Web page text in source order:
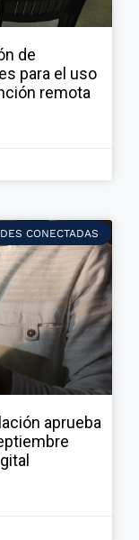
de
para el uso
remota
CONECTADAS
aprueba